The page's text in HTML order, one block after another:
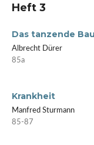
Heft 3
Das tanzende
Albrecht Dürer
85a
Krankheit
Manfred Sturmann
85-87